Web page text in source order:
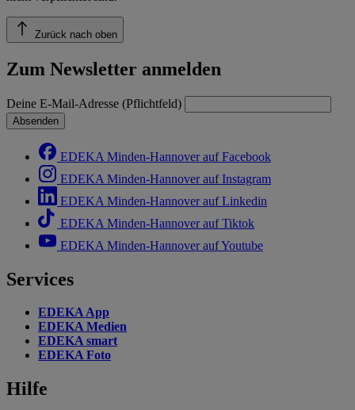
Zurück nach oben
Zum Newsletter anmelden
Deine E-Mail-Adresse (Pflichtfeld)
Absenden
EDEKA Minden-Hannover auf Facebook
EDEKA Minden-Hannover auf Instagram
EDEKA Minden-Hannover auf Linkedin
EDEKA Minden-Hannover auf Tiktok
EDEKA Minden-Hannover auf Youtube
Services
EDEKA App
EDEKA Medien
EDEKA smart
EDEKA Foto
Hilfe